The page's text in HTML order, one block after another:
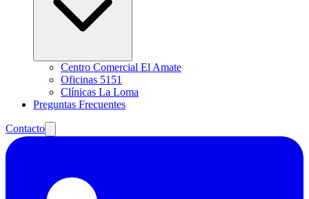
Centro Comercial El Amate
Oficinas 5151
Clínicas La Loma
Preguntas Frecuentes
Contacto